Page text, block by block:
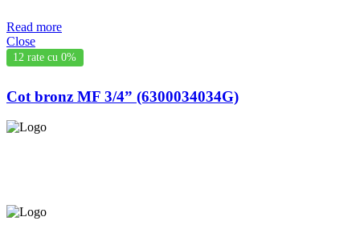
Read more
Close
12 rate cu 0%
Cot bronz MF 3/4” (6300034034G)